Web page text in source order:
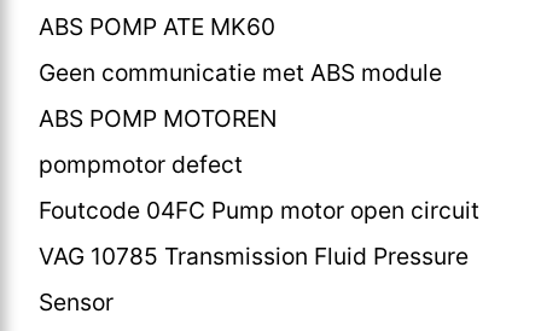
ABS POMP ATE MK60
Geen communicatie met ABS module
ABS POMP MOTOREN
pompmotor defect
Foutcode 04FC Pump motor open circuit
VAG 10785 Transmission Fluid Pressure
Sensor